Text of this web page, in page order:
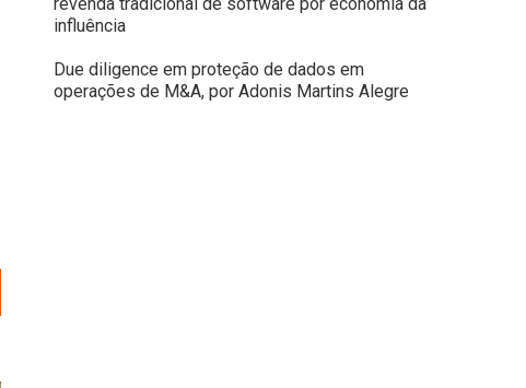
influência
Due diligence em proteção de dados em
operações de M&A, por Adonis Martins Alegre